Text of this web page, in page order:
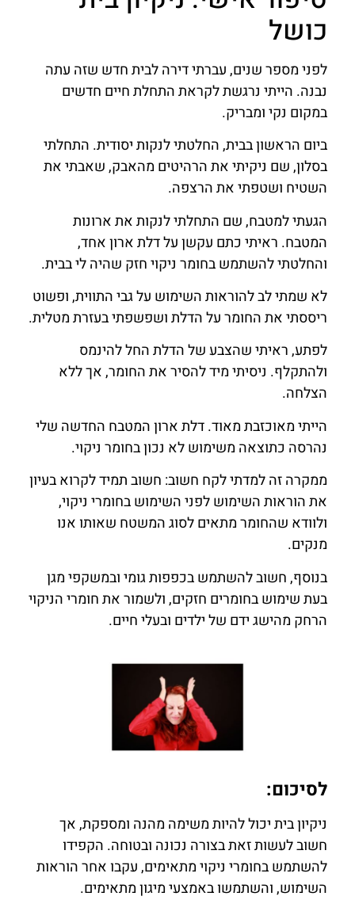
כושל
לפני מספר שנים, עברתי דירה לבית חדש שזה עתה
נבנה. הייתי נרגשת לקראת התחלת חיים חדשים
במקום נקי ומבריק.
ביום הראשון בבית, החלטתי לנקות יסודית. התחלתי
בסלון, שם ניקיתי את הרהיטים מהאבק, שאבתי את
השטיח ושטפתי את הרצפה.
הגעתי למטבח, שם התחלתי לנקות את ארונות
המטבח. ראיתי כתם עקשן על דלת ארון אחד,
והחלטתי להשתמש בחומר ניקוי חזק שהיה לי בבית.
לא שמתי לב להוראות השימוש על גבי התווית, ופשוט
ריססתי את החומר על הדלת ושפשפתי בעזרת מטלית.
לפתע, ראיתי שהצבע של הדלת החל להינמס
ולהתקלף. ניסיתי מיד להסיר את החומר, אך ללא
הצלחה.
הייתי מאוכזבת מאוד. דלת ארון המטבח החדשה שלי
נהרסה כתוצאה משימוש לא נכון בחומר ניקוי.
ממקרה זה למדתי לקח חשוב: חשוב תמיד לקרוא בעיון
את הוראות השימוש לפני השימוש בחומרי ניקוי,
ולוודא שהחומר מתאים לסוג המשטח שאותו אנו
מנקים.
בנוסף, חשוב להשתמש בכפפות גומי ובמשקפי מגן
בעת שימוש בחומרים חזקים, ולשמור את חומרי הניקוי
הרחק מהישג ידם של ילדים ובעלי חיים.
לסיכום:
ניקיון בית יכול להיות משימה מהנה ומספקת, אך
חשוב לעשות זאת בצורה נכונה ובטוחה. הקפידו
להשתמש בחומרי ניקוי מתאימים, עקבו אחר הוראות
השימוש, והשתמשו באמצעי מיגון מתאימים.